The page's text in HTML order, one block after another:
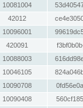
10081004
42012
10096001
420091
10088003
10046105
10090708
10090408